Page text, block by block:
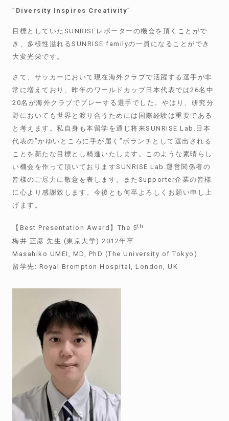
” Diversity Inspires Creativity”
目標としていた SUNRISE レポーターの機会を頂くことがで
き、多様性溢れるSUNRISE familyの一員になることができ
大変光栄です。
さて、サッカーにおいて現在海外クラブで活躍する選手が非
常に増えており、昨年のワールドカップ日本代表では26名中
20名が海外クラブでプレーする選手でした。やはり、研究分
野においても世界と渡り合うためには国際経験は重要である
と考えます。私自身も本留学を通じ将来SUNRISE Lab. 日本
代表の”かゆいところに手が届く ”ボランチとして選出される
ことを新たな目標とし精進いたします。このような素晴らし
い機会を作って頂いておりますSUNRISE Lab.運営関係者の
皆様のご尽力に敬意を表します。また Supporter企業の皆様
に心より感謝致します。今後とも何卒よろしくお願い申し上
げます。
【 Best Presentation Award 】 The 5th
梅井 正彦 先生 (東京大学) 2012年卒
Masahiko UMEI, MD, PhD (The University of Tokyo)
留学先 : Royal Brompton Hospital, London, UK